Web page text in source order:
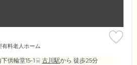
有料老人ホーム
供輪堂15-1 古川駅から 徒歩25分